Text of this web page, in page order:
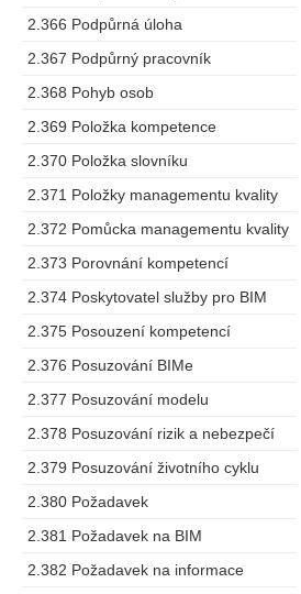
2.366 Podpůrná úloha
2.367 Podpůrný pracovník
2.368 Pohyb osob
2.369 Položka kompetence
2.370 Položka slovníku
2.371 Položky managementu kvality
2.372 Pomůcka managementu kvality
2.373 Porovnání kompetencí
2.374 Poskytovatel služby pro BIM
2.375 Posouzení kompetencí
2.376 Posuzování BIMe
2.377 Posuzování modelu
2.378 Posuzování rizik a nebezpečí
2.379 Posuzování životního cyklu
2.380 Požadavek
2.381 Požadavek na BIM
2.382 Požadavek na informace